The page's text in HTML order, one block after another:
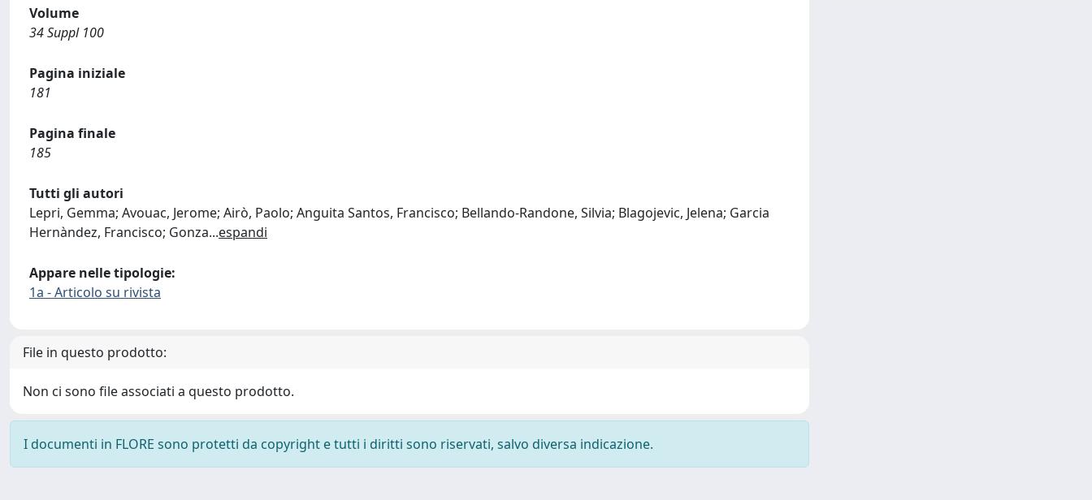
Volume
34 Suppl 100
Pagina iniziale
181
Pagina finale
185
Tutti gli autori
Lepri, Gemma; Avouac, Jerome; Airò, Paolo; Anguita Santos, Francisco; Bellando-Randone, Silvia; Blagojevic, Jelena; Garcia
Hernàndez, Francisco; Gonza...espandi
Appare nelle tipologie:
1a - Articolo su rivista
File in questo prodotto:
Non ci sono file associati a questo prodotto.
I documenti in FLORE sono protetti da copyright e tutti i diritti sono riservati, salvo diversa indicazione.